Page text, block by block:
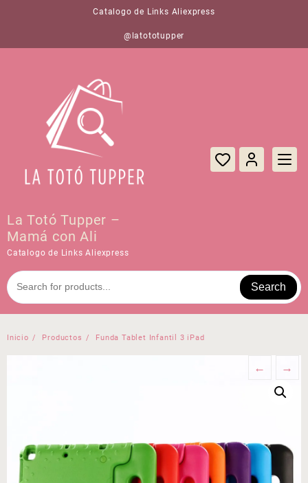
Catalogo de Links Aliexpress
@latototupper
La Totó Tupper –
Mamá con Ali
Catalogo de Links Aliexpress
Search
Inicio Productos Funda Tablet Infantil 3 iPad
← →